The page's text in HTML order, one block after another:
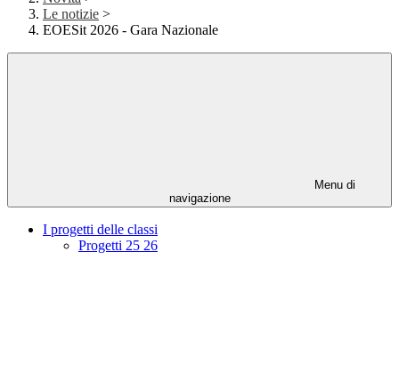
Le notizie >
EOESit 2026 - Gara Nazionale
Menu di
navigazione
I progetti delle classi
Progetti 25 26